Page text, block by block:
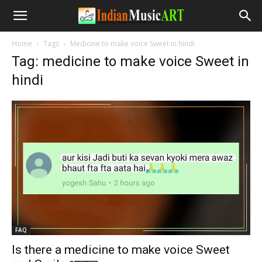
Home Tags Medicine to make voice Sweet in hindi
Tag: medicine to make voice Sweet in
hindi
FAQ
Is there a medicine to make voice Sweet